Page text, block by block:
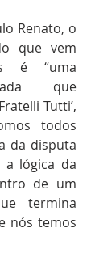
Renato, o
que vem
é “uma
que
Tutti’,
todos
da disputa
a lógica da
de um
termina
nós temos